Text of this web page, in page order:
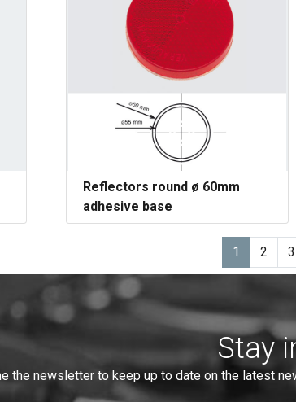
Reflectors round ø 60mm
adhesive base
Page
1 Page
2 3
Stay
the newsletter to keep up to date on the latest